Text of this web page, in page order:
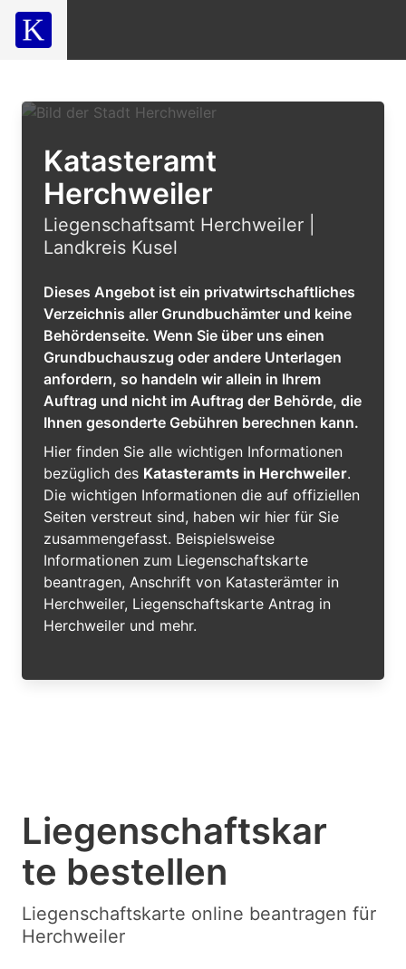
Katasteramt
Herchweiler
Liegenschaftsamt Herchweiler |
Landkreis Kusel
Dieses Angebot ist ein privatwirtschaftliches
Verzeichnis aller Grundbuchämter und keine
Behördenseite. Wenn Sie über uns einen
Grundbuchauszug oder andere Unterlagen
anfordern, so handeln wir allein in Ihrem
Auftrag und nicht im Auftrag der Behörde, die
Ihnen gesonderte Gebühren berechnen kann.
Hier finden Sie alle wichtigen Informationen
bezüglich des Katasteramts in Herchweiler.
Die wichtigen Informationen die auf offiziellen
Seiten verstreut sind, haben wir hier für Sie
zusammengefasst. Beispielsweise
Informationen zum Liegenschaftskarte
beantragen, Anschrift von Katasterämter in
Herchweiler, Liegenschaftskarte Antrag in
Herchweiler und mehr.
Liegenschaftskar
te bestellen
Liegenschaftskarte online beantragen für
Herchweiler